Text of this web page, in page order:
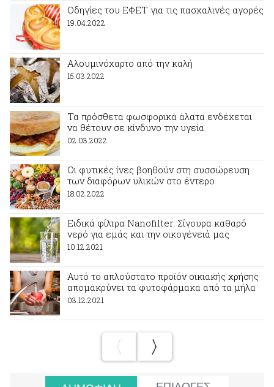
Οδηγίες του ΕΦΕΤ για τις πασχαλινές αγορές
19.04.2022
Αλουμινόχαρτο από την καλή
15.03.2022
Τα πρόσθετα φωσφορικά άλατα ενδέχεται
να θέτουν σε κίνδυνο την υγεία
02.03.2022
Οι φυτικές ίνες βοηθούν στη συσσώρευση
των διαφόρων υλικών στο έντερο
18.02.2022
Ειδικά φίλτρα Nanofilter: Σίγουρα καθαρό
νερό για εμάς και την οικογένειά μας
10.12.2021
Αυτό το απλούστατο προϊόν οικιακής χρήσης
απομακρύνει τα φυτοφάρμακα από τα μήλα
03.12.2021